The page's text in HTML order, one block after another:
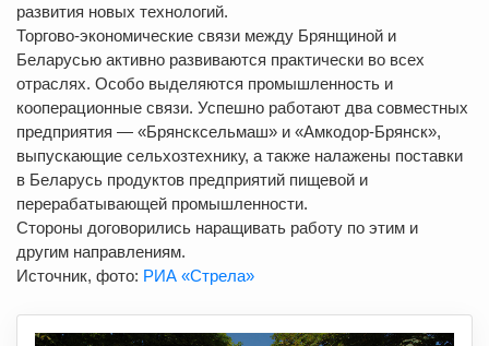
развития новых технологий.
Торгово-экономические связи между Брянщиной и
Беларусью активно развиваются практически во всех
отраслях. Особо выделяются промышленность и
кооперационные связи. Успешно работают два совместных
предприятия — «Брянсксельмаш» и «Амкодор-Брянск»,
выпускающие сельхозтехнику, а также налажены поставки
в Беларусь продуктов предприятий пищевой и
перерабатывающей промышленности.
Стороны договорились наращивать работу по этим и
другим направлениям.
Источник, фото: РИА «Стрела»